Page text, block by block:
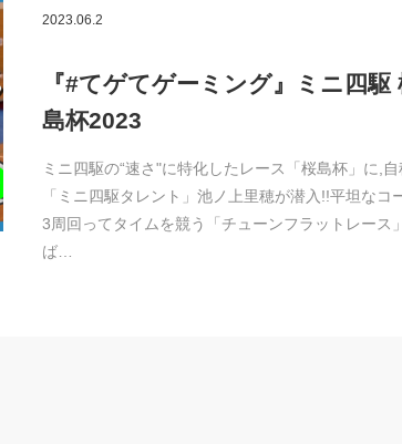
2023.06.2
『#てゲてゲーミング』ミニ四駆
島杯2023
ミニ四駆の“速さ"に特化したレース「桜島杯」に,自
「ミニ四駆タレント」池ノ上里穂が潜入!!平坦なコ
3周回ってタイムを競う「チューンフラットレース
ば…